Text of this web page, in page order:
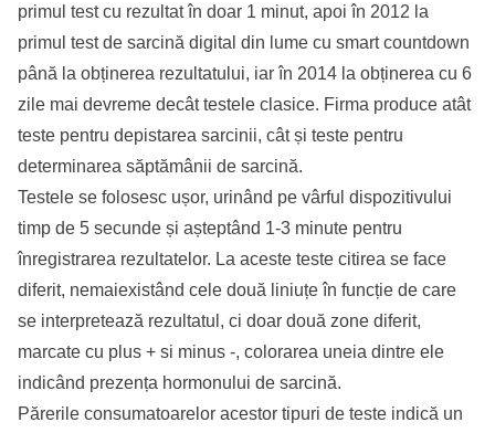
primul test cu rezultat în doar 1 minut, apoi în 2012 la
primul test de sarcină digital din lume cu smart countdown
până la obținerea rezultatului, iar în 2014 la obținerea cu 6
zile mai devreme decât testele clasice. Firma produce atât
teste pentru depistarea sarcinii, cât și teste pentru
determinarea săptămânii de sarcină.
Testele se folosesc ușor, urinând pe vârful dispozitivului
timp de 5 secunde și așteptând 1-3 minute pentru
înregistrarea rezultatelor. La aceste teste citirea se face
diferit, nemaiexistând cele două liniuțe în funcție de care
se interpretează rezultatul, ci doar două zone diferit,
marcate cu plus + si minus -, colorarea uneia dintre ele
indicând prezența hormonului de sarcină.
Părerile consumatoarelor acestor tipuri de teste indică un